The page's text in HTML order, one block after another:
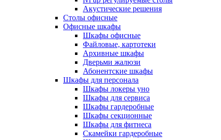
Акустические решения
Столы офисные
Офисные шкафы
Шкафы офисные
Файловые, картотеки
Архивные шкафы
Дверьми жалюзи
Абонентские шкафы
Шкафы для персонала
Шкафы локеры уно
Шкафы для сервиса
Шкафы гардеробные
Шкафы секционные
Шкафы для фитнеса
Скамейки гардеробные